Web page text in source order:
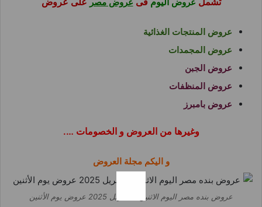
عروض المنتجات الغذائية
عروض المجمدات
عروض الجبن
عروض المنظفات
عروض بامبرز
وغيرها من العروض و الخصومات ….
و اليكم مجلة العروض
عروض بنده مصر اليوم الاثنين 21 ابريل 2025 عروض يوم الأثنين